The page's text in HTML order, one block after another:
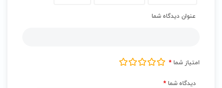
عنوان دیدگاه شما
امتیاز شما *
دیدگاه شما *